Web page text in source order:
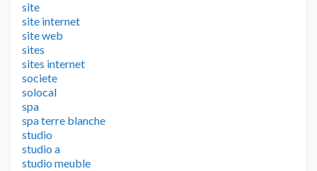
site
site internet
site web
sites
sites internet
societe
solocal
spa
spa terre blanche
studio
studio a
studio meuble